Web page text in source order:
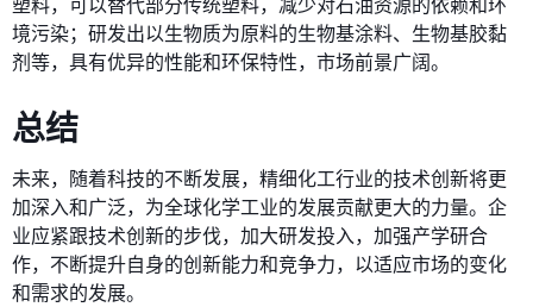
境污染；研发出以生物质为原料的生物基涂料、生物基胶黏
剂等，具有优异的性能和环保特性，市场前景广阔。
总结
未来，随着科技的不断发展，精细化工行业的技术创新将更
加深入和广泛，为全球化学工业的发展贡献更大的力量。企
业应紧跟技术创新的步伐，加大研发投入，加强产学研合
作，不断提升自身的创新能力和竞争力，以适应市场的变化
和需求的发展。